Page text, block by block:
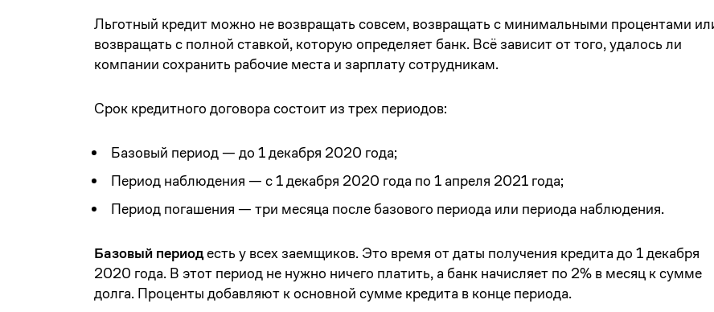
Льготный кредит можно не возвращать совсем, возвращать с минимальными процентами
возвращать с полной ставкой, которую определяет банк. Всё зависит от того, удалось ли
компании сохранить рабочие места и зарплату сотрудникам.
Срок кредитного договора состоит из трех периодов:
Базовый период — до 1 декабря 2020 года;
Период наблюдения — с 1 декабря 2020 года по 1 апреля 2021 года;
Период погашения — три месяца после базового периода или периода наблюдения.
Базовый периодесть у всех заемщиков. Это время от даты получения кредита до 1 декабря
2020 года. В этот период не нужно ничего платить, а банк начисляет по 2% в месяц к сумме
долга. Проценты добавляют к основной сумме кредита в конце периода.